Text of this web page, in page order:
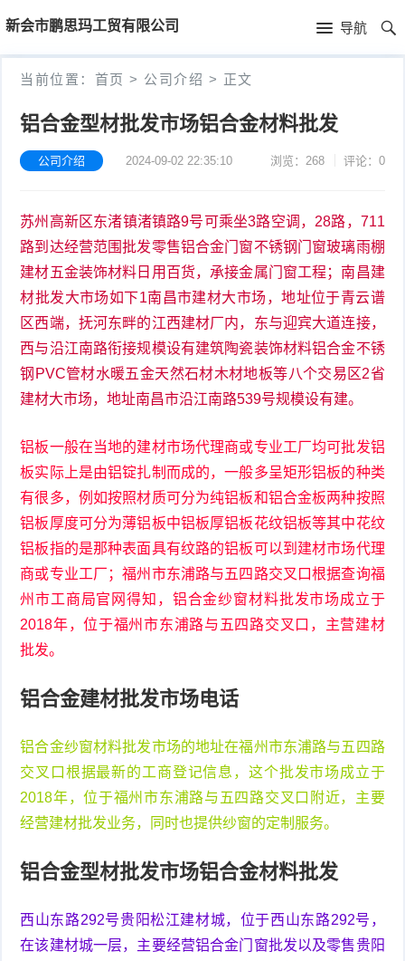
新会市鹏思玛工贸有限公司 导航
首
页
首
当前位置： 首页 > 公司介绍 > 正文
铝合金型材批发市场铝合金材料批发
公司介绍 2024-09-02 22:35:10 浏览：268 评论：0
苏州高新区东渚镇渚镇路9号可乘坐3路空调，28路，711
路到达经营范围批发零售铝合金门窗不锈钢门窗玻璃雨棚
建材五金装饰材料日用百货，承接金属门窗工程；南昌建
材批发大市场如下1南昌市建材大市场，地址位于青云谱
区西端，抚河东畔的江西建材厂内，东与迎宾大道连接，
西与沿江南路衔接规模设有建筑陶瓷装饰材料铝合金不锈
钢PVC管材水暖五金天然石材木材地板等八个交易区2省
建材大市场，地址南昌市沿江南路539号规模设有建。
铝板一般在当地的建材市场代理商或专业工厂均可批发铝
板实际上是由铝锭扎制而成的，一般多呈矩形铝板的种类
有很多，例如按照材质可分为纯铝板和铝合金板两种按照
铝板厚度可分为薄铝板中铝板厚铝板花纹铝板等其中花纹
铝板指的是那种表面具有纹路的铝板可以到建材市场代理
商或专业工厂；福州市东浦路与五四路交叉口根据查询福
州市工商局官网得知，铝合金纱窗材料批发市场成立于
2018年，位于福州市东浦路与五四路交叉口，主营建材
批发。
铝合金建材批发市场电话
铝合金纱窗材料批发市场的地址在福州市东浦路与五四路
交叉口根据最新的工商登记信息，这个批发市场成立于
2018年，位于福州市东浦路与五四路交叉口附近，主要
经营建材批发业务，同时也提供纱窗的定制服务。
铝合金型材批发市场铝合金材料批发
西山东路292号贵阳松江建材城，位于西山东路292号，
在该建材城一层，主要经营铝合金门窗批发以及零售贵阳